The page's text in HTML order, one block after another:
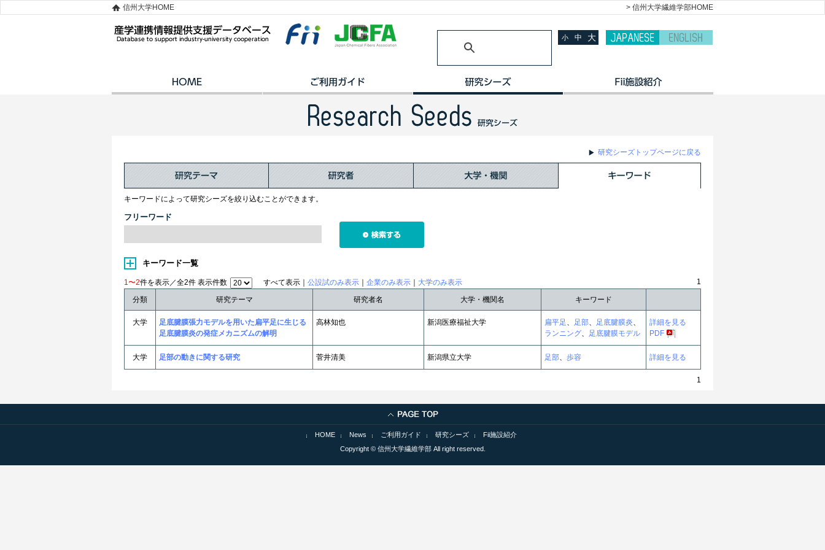
> 信州大学繊維学部HOME
信州大学HOME
小 中 大
研究シーズトップページに戻る
キーワードによって研究シーズを絞り込むことができます。
フリーワード
キーワード一覧
1〜2件を表示／全2件 表示件数 すべて表示｜ 公設試のみ表示 企業のみ表示 大学のみ表示 1
分類 研究テーマ 研究者名 大学・機関名 キーワード
大学
足底腱膜張力モデルを用いた扁平足に生じる
足底腱膜炎の発症メカニズムの解明
高林知也 新潟医療福祉大学 扁平足 、 足部、 足底腱膜炎、
ランニング、 足底腱膜モデル
詳細を見る
PDF
大学 足部の動きに関する研究 菅井清美 新潟県立大学 足部、 歩容 詳細を見る
1
HOME News ご利用ガイド 研究シーズ
Fii施設紹介
Copyright © 信州大学繊維学部 All right reserved.